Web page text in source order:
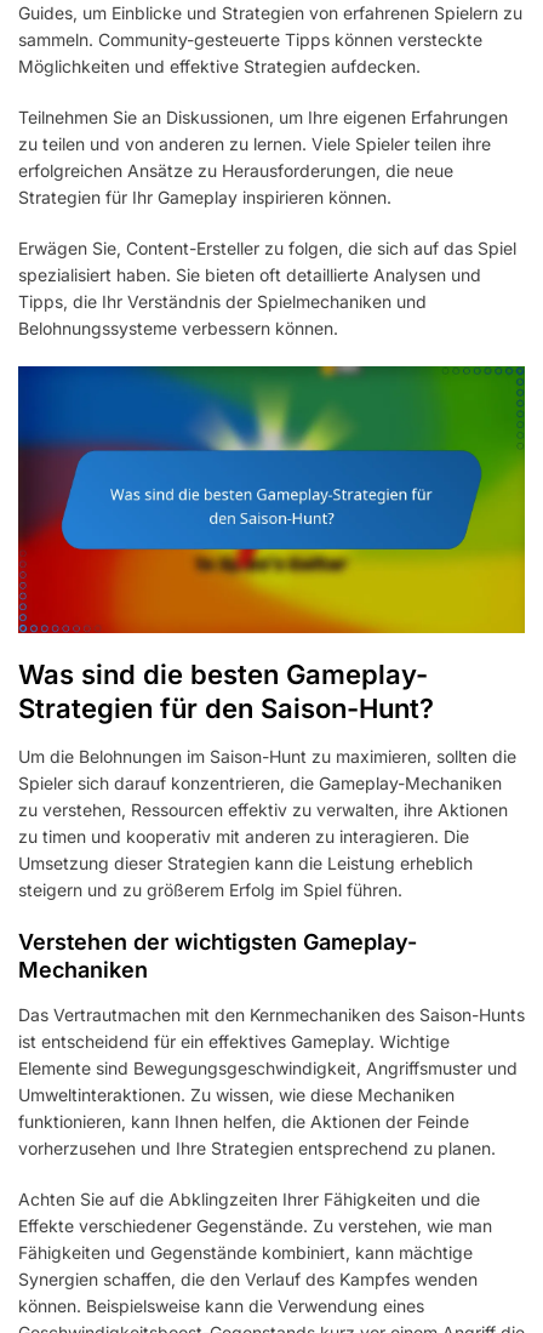
Guides, um Einblicke und Strategien von erfahrenen Spielern zu
sammeln. Community-gesteuerte Tipps können versteckte
Möglichkeiten und effektive Strategien aufdecken.
Teilnehmen Sie an Diskussionen, um Ihre eigenen Erfahrungen
zu teilen und von anderen zu lernen. Viele Spieler teilen ihre
erfolgreichen Ansätze zu Herausforderungen, die neue
Strategien für Ihr Gameplay inspirieren können.
Erwägen Sie, Content-Ersteller zu folgen, die sich auf das Spiel
spezialisiert haben. Sie bieten oft detaillierte Analysen und
Tipps, die Ihr Verständnis der Spielmechaniken und
Belohnungssysteme verbessern können.
Was sind die besten Gameplay-
Strategien für den Saison-Hunt?
Um die Belohnungen im Saison-Hunt zu maximieren, sollten die
Spieler sich darauf konzentrieren, die Gameplay-Mechaniken
zu verstehen, Ressourcen effektiv zu verwalten, ihre Aktionen
zu timen und kooperativ mit anderen zu interagieren. Die
Umsetzung dieser Strategien kann die Leistung erheblich
steigern und zu größerem Erfolg im Spiel führen.
Verstehen der wichtigsten Gameplay-
Mechaniken
Das Vertrautmachen mit den Kernmechaniken des Saison-Hunts
ist entscheidend für ein effektives Gameplay. Wichtige
Elemente sind Bewegungsgeschwindigkeit, Angriffsmuster und
Umweltinteraktionen. Zu wissen, wie diese Mechaniken
funktionieren, kann Ihnen helfen, die Aktionen der Feinde
vorherzusehen und Ihre Strategien entsprechend zu planen.
Achten Sie auf die Abklingzeiten Ihrer Fähigkeiten und die
Effekte verschiedener Gegenstände. Zu verstehen, wie man
Fähigkeiten und Gegenstände kombiniert, kann mächtige
Synergien schaffen, die den Verlauf des Kampfes wenden
können. Beispielsweise kann die Verwendung eines